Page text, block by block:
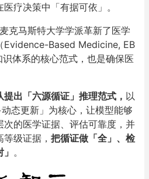
疗决策中「有据可依」。
克马斯特大学学派革新了医学
Evidence-Based Medicine, EB
体系的核心范式，也是确保医
出「六源循证」 推理范式 ， 以
态更新」为核心，让模型能够
的医学证据、评估可靠度，并
级证据， 把循证做 「全 」 、检
」 。